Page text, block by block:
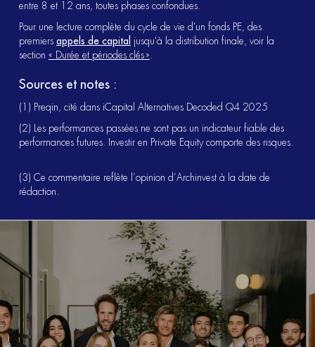
entre 8 et 12 ans, toutes phases confondues.
Pour une lecture complète du cycle de vie d'un fonds PE, des
premiers appels de capital jusqu'à la distribution finale, voir la
section « Durée et périodes clés ».
Sources et notes :
(1) Preqin, cité dans iCapital Alternatives Decoded Q4 2025
(2) Les performances passées ne sont pas un indicateur fiable des
performances futures. Investir en Private Equity comporte des risques.
(3) Ce commentaire reflète l’opinion d’Archinvest à la date de
rédaction.